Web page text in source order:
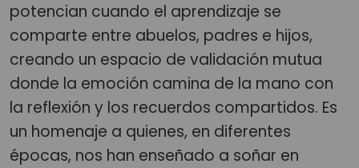
potencian cuando el aprendizaje se
comparte entre abuelos, padres e hijos,
creando un espacio de validación mutua
donde la emoción camina de la mano con
la reflexión y los recuerdos compartidos. Es
un homenaje a quienes, en diferentes
épocas, nos han enseñado a soñar en